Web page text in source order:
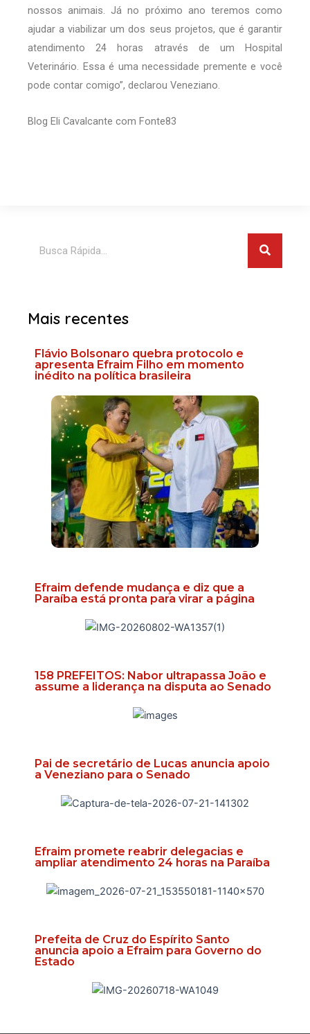
nossos animais. Já no próximo ano teremos como
ajudar a viabilizar um dos seus projetos, que é garantir
atendimento 24 horas através de um Hospital
Veterinário. Essa é uma necessidade premente e você
pode contar comigo”, declarou Veneziano.
Blog Eli Cavalcante com Fonte83
Mais recentes
Flávio Bolsonaro quebra protocolo e
apresenta Efraim Filho em momento
inédito na política brasileira
Efraim defende mudança e diz que a
Paraíba está pronta para virar a página
158 PREFEITOS: Nabor ultrapassa João e
assume a liderança na disputa ao Senado
Pai de secretário de Lucas anuncia apoio
a Veneziano para o Senado
Efraim promete reabrir delegacias e
ampliar atendimento 24 horas na Paraíba
Prefeita de Cruz do Espírito Santo
anuncia apoio a Efraim para Governo do
Estado